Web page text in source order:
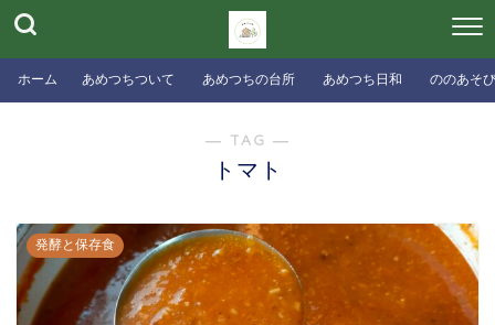
ホーム あめつちついて あめつちの台所 あめつち日和 ののあそ
― TAG ―
トマト
発酵と保存食